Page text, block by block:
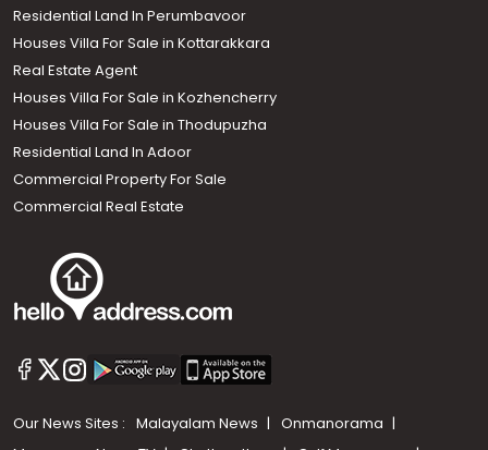
Residential Land In Perumbavoor
Houses Villa For Sale in Kottarakkara
Real Estate Agent
Houses Villa For Sale in Kozhencherry
Houses Villa For Sale in Thodupuzha
Residential Land In Adoor
Commercial Property For Sale
Commercial Real Estate
Our News Sites : Malayalam News
Onmanorama